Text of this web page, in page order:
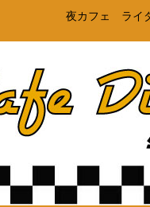
夜カフェ ライ